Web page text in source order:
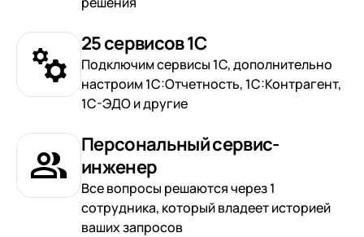
25 сервисов 1С
Подключим сервисы 1С, дополнительно
настроим 1С:Отчетность, 1С:Контрагент,
1С-ЭДО и другие
Персональный сервис-
инженер
Все вопросы решаются через 1
сотрудника, который владеет историей
ваших запросов
1С-Битрикс 24
документооборот (КЭДО)
1С:Кабинет сотрудника
Внутренний документооборот (СЭД)
1С:Документооборот 8
Управление финансами (FRP)
1С:Управление холдингом
WA:Финансист
Отраслевые решения
Контакты
Грейды
Истории успеха
Отзывы сотрудников